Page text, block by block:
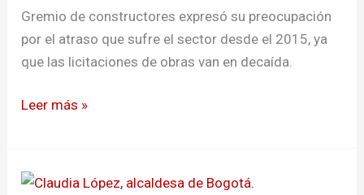
Gremio de constructores expresó su preocupación
por el atraso que sufre el sector desde el 2015, ya
que las licitaciones de obras van en decaída.
en
Pasto
Leer más »
«El